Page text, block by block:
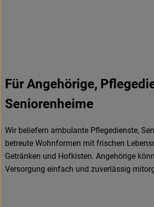
Für Angehörige,
Seniorenheime
Wir beliefern ambulante Pflegedienste,
betreute Wohnformen mit frischen
Getränken und Hofkisten. Angehörige
Versorgung einfach und zuverlässig